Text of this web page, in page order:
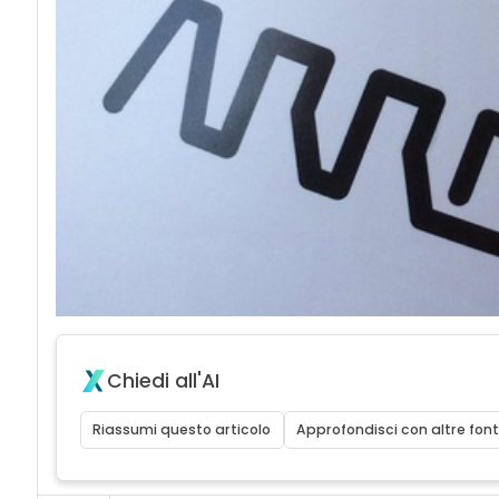
Chiedi all'AI
Riassumi questo articolo Approfondisci con altre